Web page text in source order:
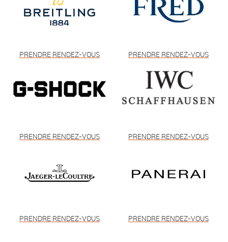
PRENDRE RENDEZ-VOUS PRENDRE RENDEZ-VOUS
PRENDRE RENDEZ-VOUS PRENDRE RENDEZ-VOUS
PRENDRE RENDEZ-VOUS PRENDRE RENDEZ-VOUS